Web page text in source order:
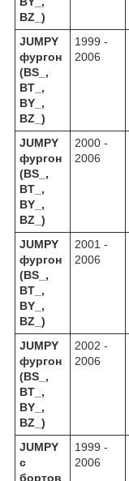
BZ_)
JUMPY
фургон
(BS_,
BT_,
BY_,
BZ_)
1999 -
2006
JUMPY
фургон
(BS_,
BT_,
BY_,
BZ_)
2000 -
2006
JUMPY
фургон
(BS_,
BT_,
BY_,
BZ_)
2001 -
2006
JUMPY
фургон
(BS_,
BT_,
BY_,
BZ_)
2002 -
2006
JUMPY
c
бортов
1999 -
2006